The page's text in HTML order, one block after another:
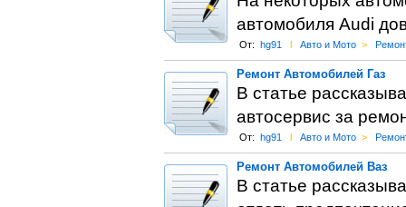
автомобиля Audi
От: hg91 l Авто и Мото >
Ремонт Автомобилей Газ
В статье
автосервис за
От: hg91 l Авто и Мото >
Ремонт Автомобилей Ваз
В статье